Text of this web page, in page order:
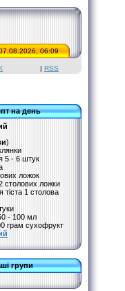
06:09
| RSS
на день
)
5 - 6 штук
ложок
столових ложки
тіста 1 столова
- 100 мл
грам сухофрукт
групи